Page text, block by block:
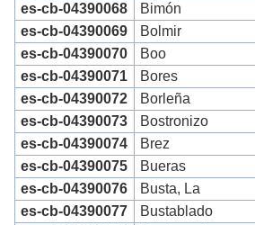
es-cb-04390068
Bimón
es-cb-04390069
Bolmir
es-cb-04390070
Boo
es-cb-04390071
Bores
es-cb-04390072
Borleña
es-cb-04390073
Bostronizo
es-cb-04390074
Brez
es-cb-04390075
Bueras
es-cb-04390076
Busta, La
es-cb-04390077
Bustablado